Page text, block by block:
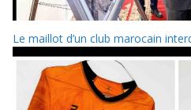
Le maillot d’un club marocain